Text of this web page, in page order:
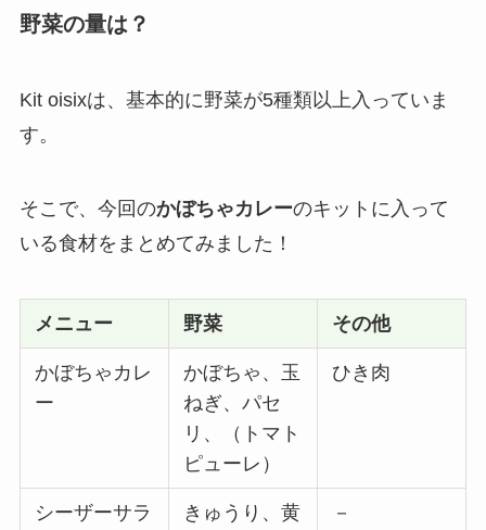
野菜の量は？
Kit oisixは、基本的に野菜が5種類以上入っていま
す。
そこで、今回のかぼちゃカレーのキットに入って
いる食材をまとめてみました！
メニュー 野菜 その他
かぼちゃカレ
ー
かぼちゃ、玉
ねぎ、パセ
リ、（トマト
ピューレ）
ひき肉
シーザーサラ
きゅうり、黄
－